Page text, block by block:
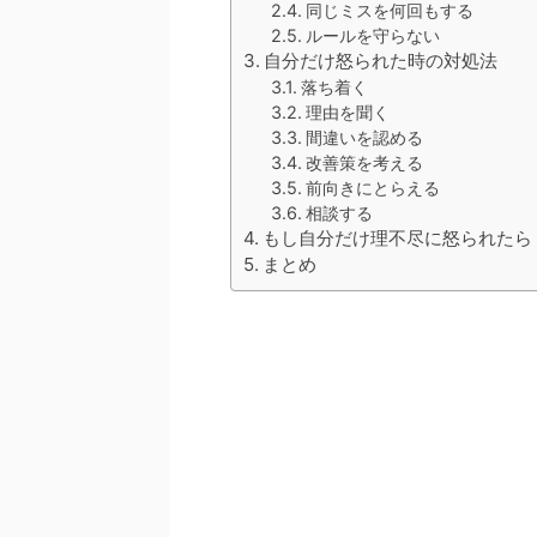
同じミスを何回もする
ルールを守らない
自分だけ怒られた時の対処法
落ち着く
理由を聞く
間違いを認める
改善策を考える
前向きにとらえる
相談する
もし自分だけ理不尽に怒られたら
まとめ